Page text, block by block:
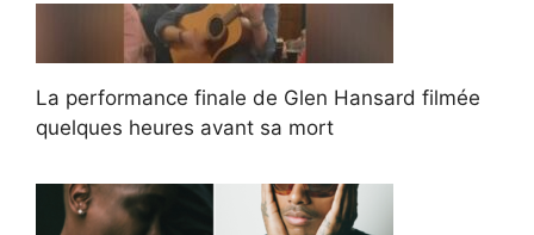
La performance finale de Glen Hansard filmée
quelques heures avant sa mort